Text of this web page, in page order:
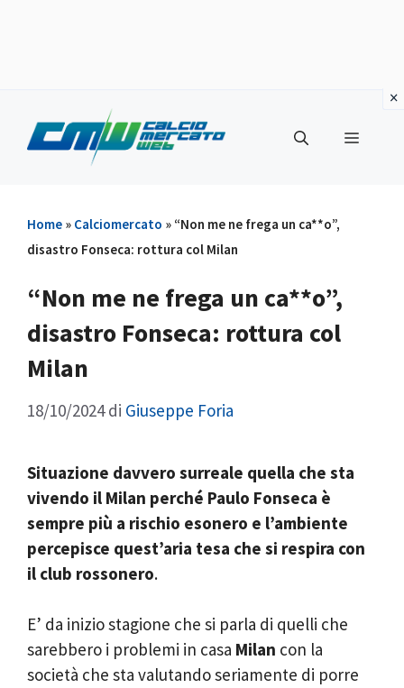
contenuto
Menu
Home » Calciomercato » “Non me ne frega un ca**o”,
disastro Fonseca: rottura col Milan
“Non me ne frega un ca**o”,
disastro Fonseca: rottura col
Milan
18/10/2024 di Giuseppe Foria
Situazione davvero surreale quella che sta
vivendo il Milan perché Paulo Fonseca è
sempre più a rischio esonero e l’ambiente
percepisce quest’aria tesa che si respira con
il club rossonero.
E’ da inizio stagione che si parla di quelli che
sarebbero i problemi in casa Milan con la
società che sta valutando seriamente di porre